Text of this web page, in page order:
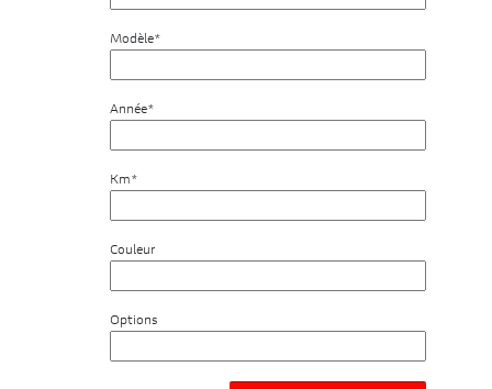
Modèle*
Année*
Km*
Couleur
Options